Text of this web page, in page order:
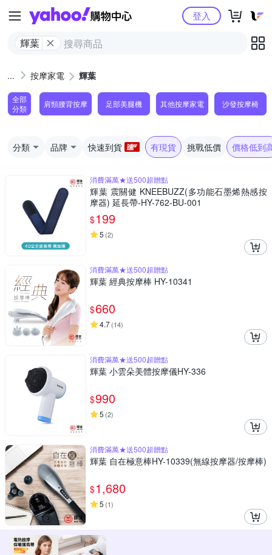
Yahoo購物中心
輝葉
登入
按摩家電 輝葉
全部
分類
肩頸腰背按摩 足部美腿機 其他按摩家電 沙發按摩椅
分類 品牌 快速到貨 有現貨 挑戰低價 價格低到
消費滿萬★送500超贈點
輝葉 震關健 KNEEBUZZ(多功能石墨烯熱感按
摩器) 延長帶-HY-762-BU-001
$199
5 (2)
消費滿萬★送500超贈點
輝葉 經典按摩棒 HY-10341
$660
4.7(14)
消費滿萬★送500超贈點
輝葉 小雲朵美體按摩儀HY-336
$990
5 (2)
消費滿萬★送500超贈點
輝葉 自在極意棒HY-10339(無線按摩器/按摩棒)
$1,680
5 (1)